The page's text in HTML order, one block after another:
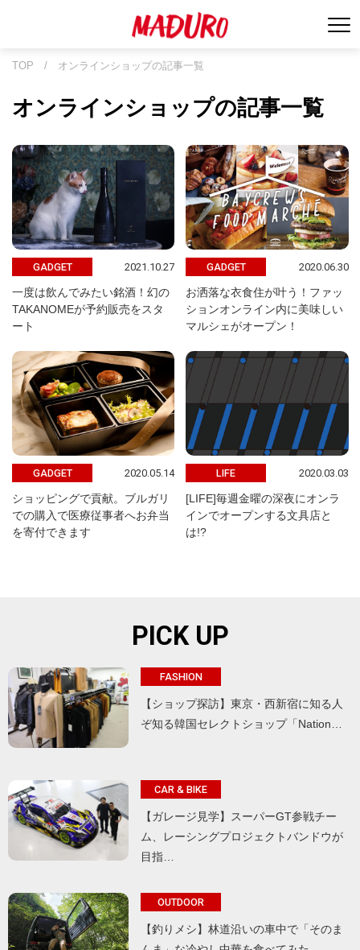
TOP / オンラインショップの記事一覧
オンラインショップの記事一覧
GADGET 2021.10.27
一度は飲んでみたい銘酒！幻の
TAKANOMEが予約販売をスタ
ート
GADGET 2020.06.30
お洒落な衣食住が叶う！ファッ
ションオンライン内に美味しい
マルシェがオープン！
GADGET 2020.05.14
ショッピングで貢献。ブルガリ
での購入で医療従事者へお弁当
を寄付できます
LIFE 2020.03.03
[LIFE]毎週金曜の深夜にオンラ
インでオープンする文具店と
は!?
PICK UP
FASHION
【ショップ探訪】東京・西新宿に知る人
ぞ知る韓国セレクトショップ「Nation…
CAR & BIKE
【ガレージ見学】スーパーGT参戦チー
ム、レーシングプロジェクトバンドウが
目指…
OUTDOOR
【釣りメシ】林道沿いの車中で「そのま